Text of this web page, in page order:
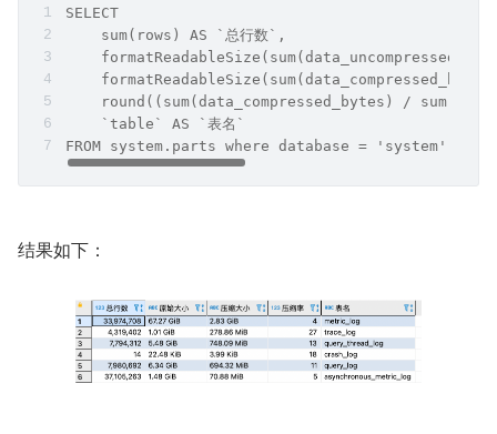
SELECT
    sum(rows) AS `总行数`,
round((sum(data_compressed_bytes) /
    `table` AS `表名`
FROM system.parts where database = 'system'
结果如下：